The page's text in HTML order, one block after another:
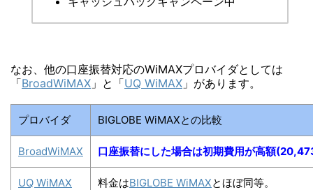
なお、他の口座振替対応のWiMAXプロバイダとしては
「BroadWiMAX 」と「UQ WiMAX 」があります。
プロバイダ BIGLOBE WiMAXとの比較
BroadWiMAX 口座振替にした場合は初期費用が高額
UQ WiMAX 料金はBIGLOBE WiMAXとほぼ同等。